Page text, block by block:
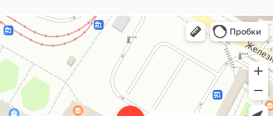
КёнигКлимат
Кондиционеры в Калининграде
Установка кондиционеров в Калининграде